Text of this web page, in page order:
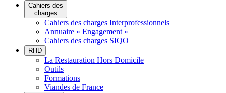
Cahiers des
charges
Cahiers des charges Interprofessionnels
Annuaire « Engagement »
Cahiers des charges SIQO
RHD
La Restauration Hors Domicile
Outils
Formations
Viandes de France